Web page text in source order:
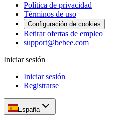
Política de privacidad
Términos de uso
Configuración de cookies
Retirar ofertas de empleo
support@bebee.com
Iniciar sesión
Iniciar sesión
Registrarse
España